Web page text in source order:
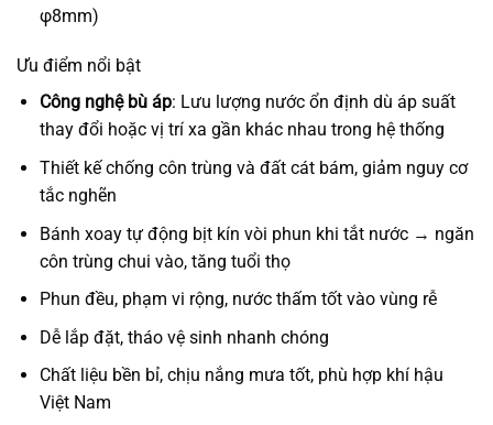
φ8mm)
Ưu điểm nổi bật
Công nghệ bù áp: Lưu lượng nước ổn định dù áp suất
thay đổi hoặc vị trí xa gần khác nhau trong hệ thống
Thiết kế chống côn trùng và đất cát bám, giảm nguy cơ
tắc nghẽn
Bánh xoay tự động bịt kín vòi phun khi tắt nước → ngăn
côn trùng chui vào, tăng tuổi thọ
Phun đều, phạm vi rộng, nước thấm tốt vào vùng rễ
Dễ lắp đặt, tháo vệ sinh nhanh chóng
Chất liệu bền bỉ, chịu nắng mưa tốt, phù hợp khí hậu
Việt Nam